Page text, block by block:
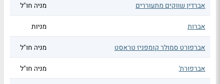
אברדין שווקים מתעוררים מניה חו"ל
אברות מניות
אברפורט סמולר קומפניז טראסט מניה חו"ל
אברפורת' מניה חו"ל